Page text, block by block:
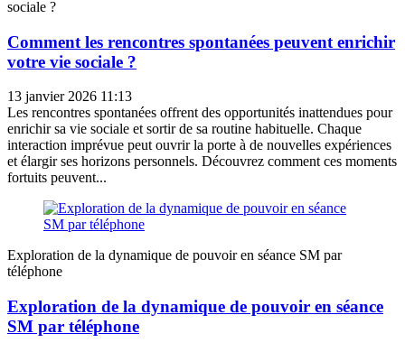
sociale ?
Comment les rencontres spontanées peuvent enrichir
votre vie sociale ?
13 janvier 2026 11:13
Les rencontres spontanées offrent des opportunités inattendues pour
enrichir sa vie sociale et sortir de sa routine habituelle. Chaque
interaction imprévue peut ouvrir la porte à de nouvelles expériences
et élargir ses horizons personnels. Découvrez comment ces moments
fortuits peuvent...
Exploration de la dynamique de pouvoir en séance SM par
téléphone
Exploration de la dynamique de pouvoir en séance
SM par téléphone